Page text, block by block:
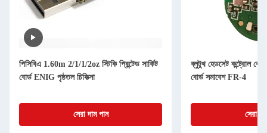
পিসিবিএ 1.60m 2/1/1/2oz স্টিকি প্রিন্টেড সার্কিট
বোর্ড ENIG পৃষ্ঠতল চিকিত্সা
সেরা দাম পান
ব্লুটুথ হেডসেট কন্ট্রোল
বোর্ড সমাবেশ FR-4
সেরা